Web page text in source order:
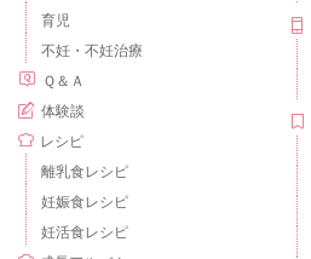
育児
不妊・不妊治療
Ｑ＆Ａ
体験談
レシピ
離乳食レシピ
妊娠食レシピ
妊活食レシピ